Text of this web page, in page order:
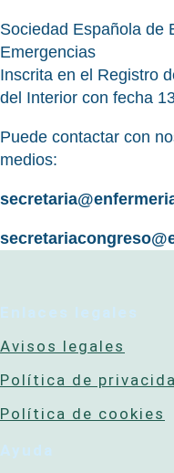
Sociedad Española de
Emergencias
Inscrita en el Registro
del Interior con fecha
Puede contactar con
medios:
Enlaces legales
Avisos legales
Política de
Política de cookies
Ayuda